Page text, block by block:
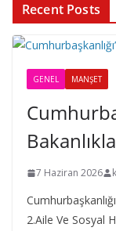
Recent Posts
GENEL MANŞET
7 Haziran 2026
2.Aile Ve Sosyal